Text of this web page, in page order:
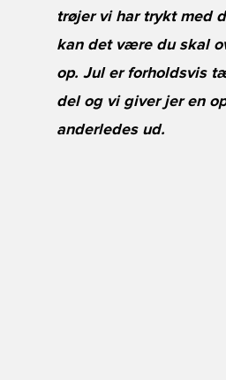
trøjer vi har trykt med
kan det være du skal
op. Jul er forholdsvis
del og vi giver jer en
anderledes ud.